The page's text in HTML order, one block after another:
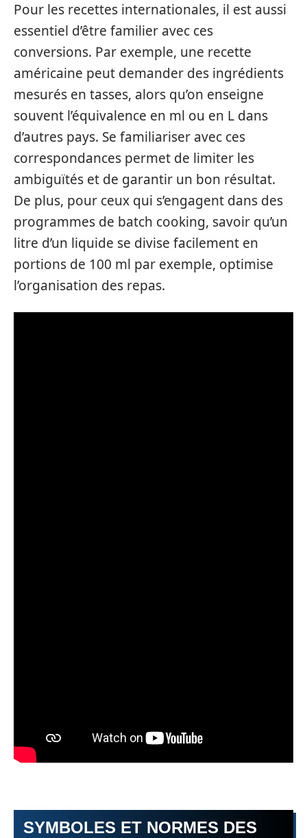
Pour les recettes internationales, il est aussi
essentiel d’être familier avec ces
conversions. Par exemple, une recette
américaine peut demander des ingrédients
mesurés en tasses, alors qu’on enseigne
souvent l’équivalence en ml ou en L dans
d’autres pays. Se familiariser avec ces
correspondances permet de limiter les
ambiguïtés et de garantir un bon résultat.
De plus, pour ceux qui s’engagent dans des
programmes de batch cooking, savoir qu’un
litre d’un liquide se divise facilement en
portions de 100 ml par exemple, optimise
l’organisation des repas.
SYMBOLES ET NORMES DES